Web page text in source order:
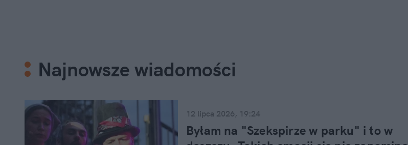
Najnowsze wiadomości
12 lipca 2026, 19:24
Byłam na "Szekspirze w parku" i to w